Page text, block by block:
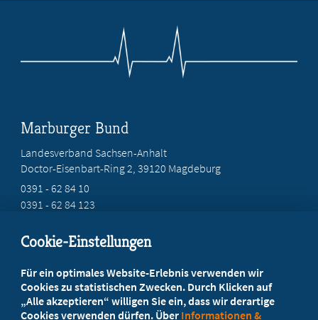
Marburger Bund
Landesverband Sachsen-Anhalt
Doctor-Eisenbart-Ring 2, 39120 Magdeburg
0391 - 62 84 10
0391 - 62 84 123
Ihr Landesverband berät Sie!
Cookie-Einstellungen
Für ein optimales Website-Erlebnis verwenden wir
Cookies zu statistischen Zwecken. Durch Klicken auf
„Alle akzeptieren“ willigen Sie ein, dass wir derartige
Cookies verwenden dürfen. Über Informationen &